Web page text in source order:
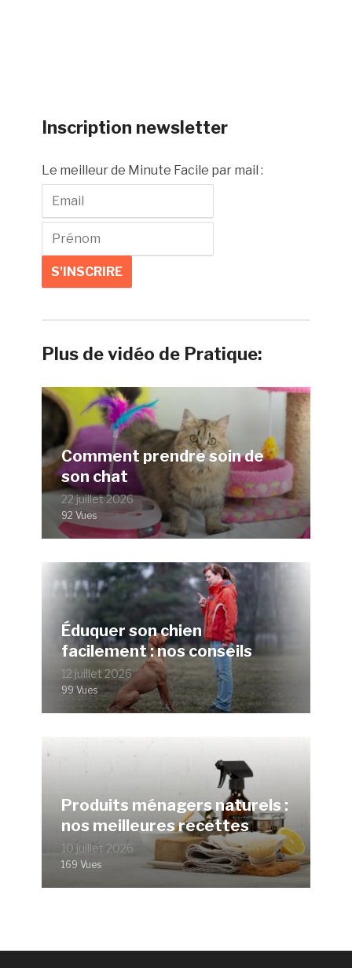
Inscription newsletter
Le meilleur de Minute Facile par mail :
Plus de vidéo de Pratique:
Comment prendre soin de
son chat
22 juillet 2026
92 Vues
Éduquer son chien
facilement : nos conseils
12 juillet 2026
99 Vues
Produits ménagers naturels :
nos meilleures recettes
10 juillet 2026
169 Vues